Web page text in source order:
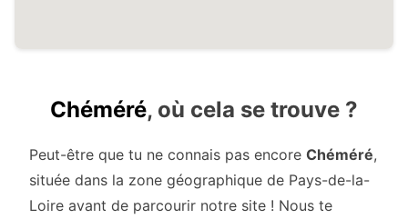
Chéméré, où cela se trouve ?
Peut-être que tu ne connais pas encore Chéméré,
située dans la zone géographique de Pays-de-la-
Loire avant de parcourir notre site ! Nous te